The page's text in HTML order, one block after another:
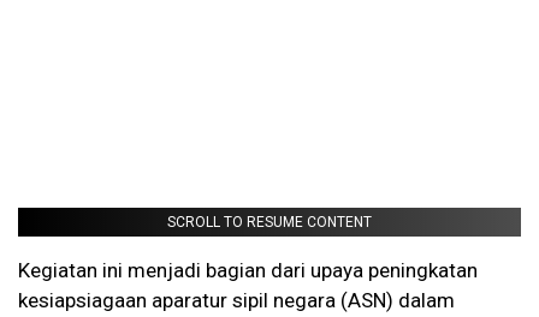
SCROLL TO RESUME CONTENT
Kegiatan ini menjadi bagian dari upaya peningkatan
kesiapsiagaan aparatur sipil negara (ASN) dalam